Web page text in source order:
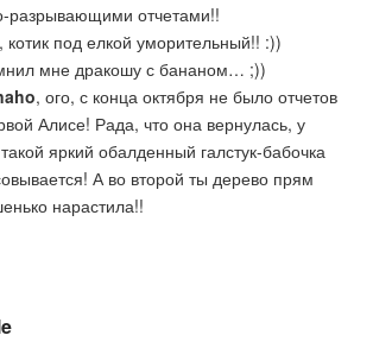
разрывающими отчетами!!
, котик под елкой уморительный!! :))
мне дракошу с бананом… ;))
, ого, с конца октября не было отчетов
Алисе! Рада, что она вернулась, у
яркий обалденный галстук-бабочка
А во второй ты дерево прям
нарастила!!